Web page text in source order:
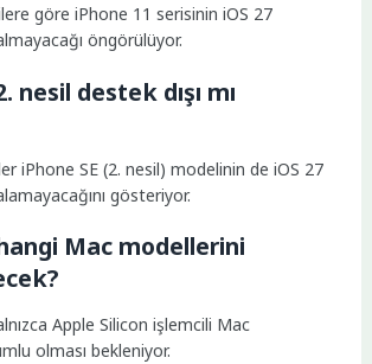
göre iPhone 11 serisinin iOS 27
öngörülüyor.
nesil destek dışı mı
iPhone SE (2. nesil) modelinin de iOS 27
gösteriyor.
Mac modellerini
Apple Silicon işlemcili Mac
olması bekleniyor.